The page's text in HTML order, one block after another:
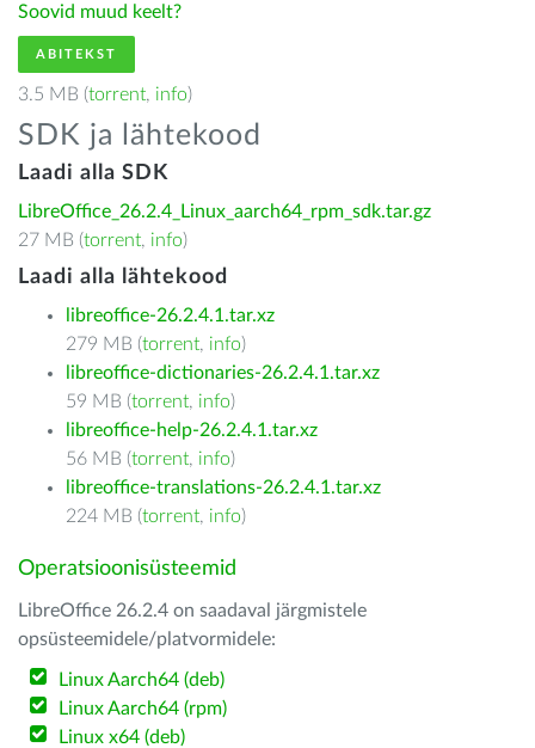
Soovid muud keelt?
ABITEKST
3.5 MB (torrent, info)
SDK ja lähtekood
Laadi alla SDK
LibreOffice_26.2.4_Linux_aarch64_rpm_sdk.tar.gz
27 MB (torrent, info)
Laadi alla lähtekood
libreoffice-26.2.4.1.tar.xz
279 MB (torrent, info)
libreoffice-dictionaries-26.2.4.1.tar.xz
59 MB (torrent, info)
libreoffice-help-26.2.4.1.tar.xz
56 MB (torrent, info)
libreoffice-translations-26.2.4.1.tar.xz
224 MB (torrent, info)
Operatsioonisüsteemid
LibreOffice 26.2.4 on saadaval järgmistele
opsüsteemidele/platvormidele:
Linux Aarch64 (deb)
Linux Aarch64 (rpm)
Linux x64 (deb)